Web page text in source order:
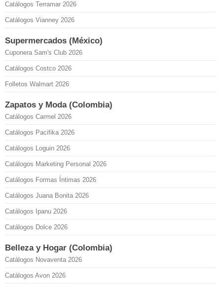
Catálogos Terramar 2026
Catálogos Vianney 2026
Supermercados (México)
Cuponera Sam's Club 2026
Catálogos Costco 2026
Folletos Walmart 2026
Zapatos y Moda (Colombia)
Catálogos Carmel 2026
Catálogos Pacifika 2026
Catálogos Loguin 2026
Catálogos Marketing Personal 2026
Catálogos Formas Íntimas 2026
Catálogos Juana Bonita 2026
Catálogos Ipanu 2026
Catálogos Dolce 2026
Belleza y Hogar (Colombia)
Catálogos Novaventa 2026
Catálogos Avon 2026